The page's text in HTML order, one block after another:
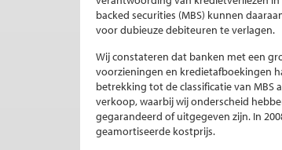
backed securities (MBS) kunnen
voor dubieuze debiteuren te verlagen.
Wij constateren dat banken met een
voorzieningen en kredietafboekingen
betrekking tot de classificatie van
verkoop, waarbij wij onderscheid
gegarandeerd of uitgegeven zijn. In
geamortiseerde kostprijs.